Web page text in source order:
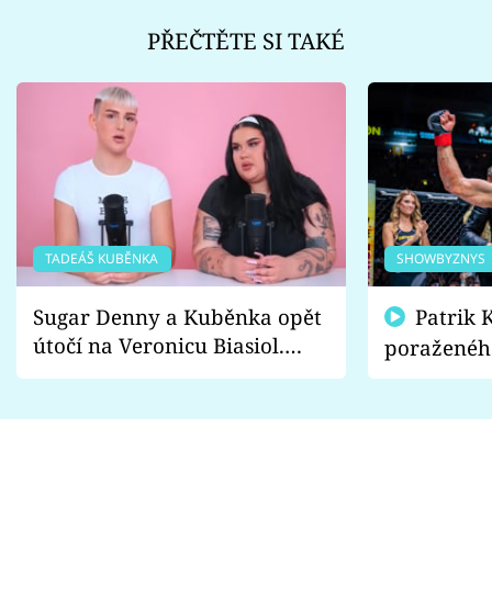
PŘEČTĚTE SI TAKÉ
TADEÁŠ KUBĚNKA
Sugar Denny a Kuběnka opět
útočí na Veronicu Biasiol.
Proč je podle nich falešná a
SHOWBYZNYS
fanoušci